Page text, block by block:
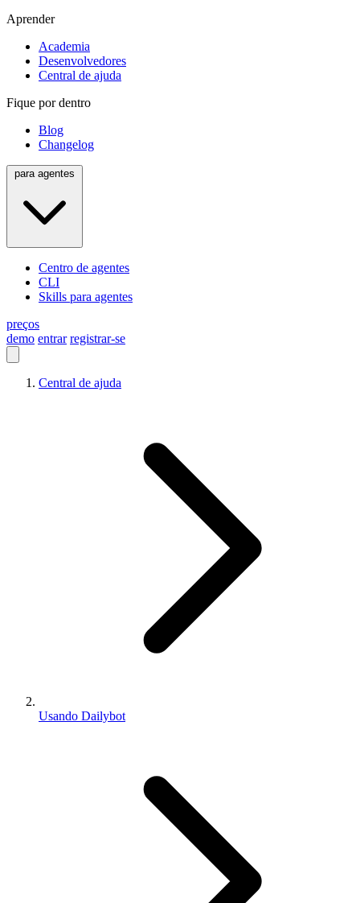
Aprender
Academia
Desenvolvedores
Central de ajuda
Fique por dentro
Blog
Changelog
Centro de agentes
CLI
Skills para agentes
preços
demo entrar registrar-se
Central de ajuda
Usando Dailybot